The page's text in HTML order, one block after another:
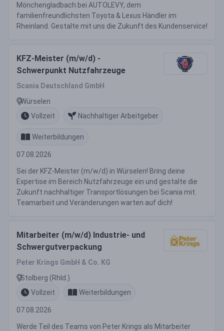
Mönchengladbach bei AUTOLEVY, dem
familienfreundlichsten Toyota & Lexus Händler im
Rheinland. Gestalte mit uns die Zukunft des Kundenservice!
KFZ-Meister (m/w/d) -
Schwerpunkt Nutzfahrzeuge
Scania Deutschland GmbH
Würselen
Vollzeit
Nachhaltiger Arbeitgeber
Weiterbildungen
07.08.2026
Sei der KFZ-Meister (m/w/d) in Würselen! Bring deine
Expertise im Bereich Nutzfahrzeuge ein und gestalte die
Zukunft nachhaltiger Transportlösungen bei Scania mit.
Teamarbeit und Veränderungen warten auf dich!
Mitarbeiter (m/w/d) Industrie- und
Schwergutverpackung
Peter Krings GmbH & Co. KG
Stolberg (Rhld.)
Vollzeit
Weiterbildungen
07.08.2026
Werde Teil des Teams von Peter Krings als Mitarbeiter